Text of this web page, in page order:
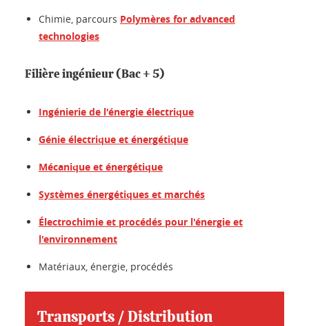
Chimie, parcours Polymères for advanced
technologies
Filière ingénieur (Bac + 5)
Ingénierie de l'énergie électrique
Génie électrique et énergétique
Mécanique et énergétique
Systèmes énergétiques et marchés
Électrochimie et procédés pour l'énergie et
l'environnement
Matériaux, énergie, procédés
Transports / Distribution